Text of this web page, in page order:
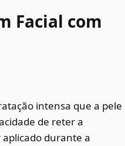
Facial com
intensa que a pele
de reter a
durante a